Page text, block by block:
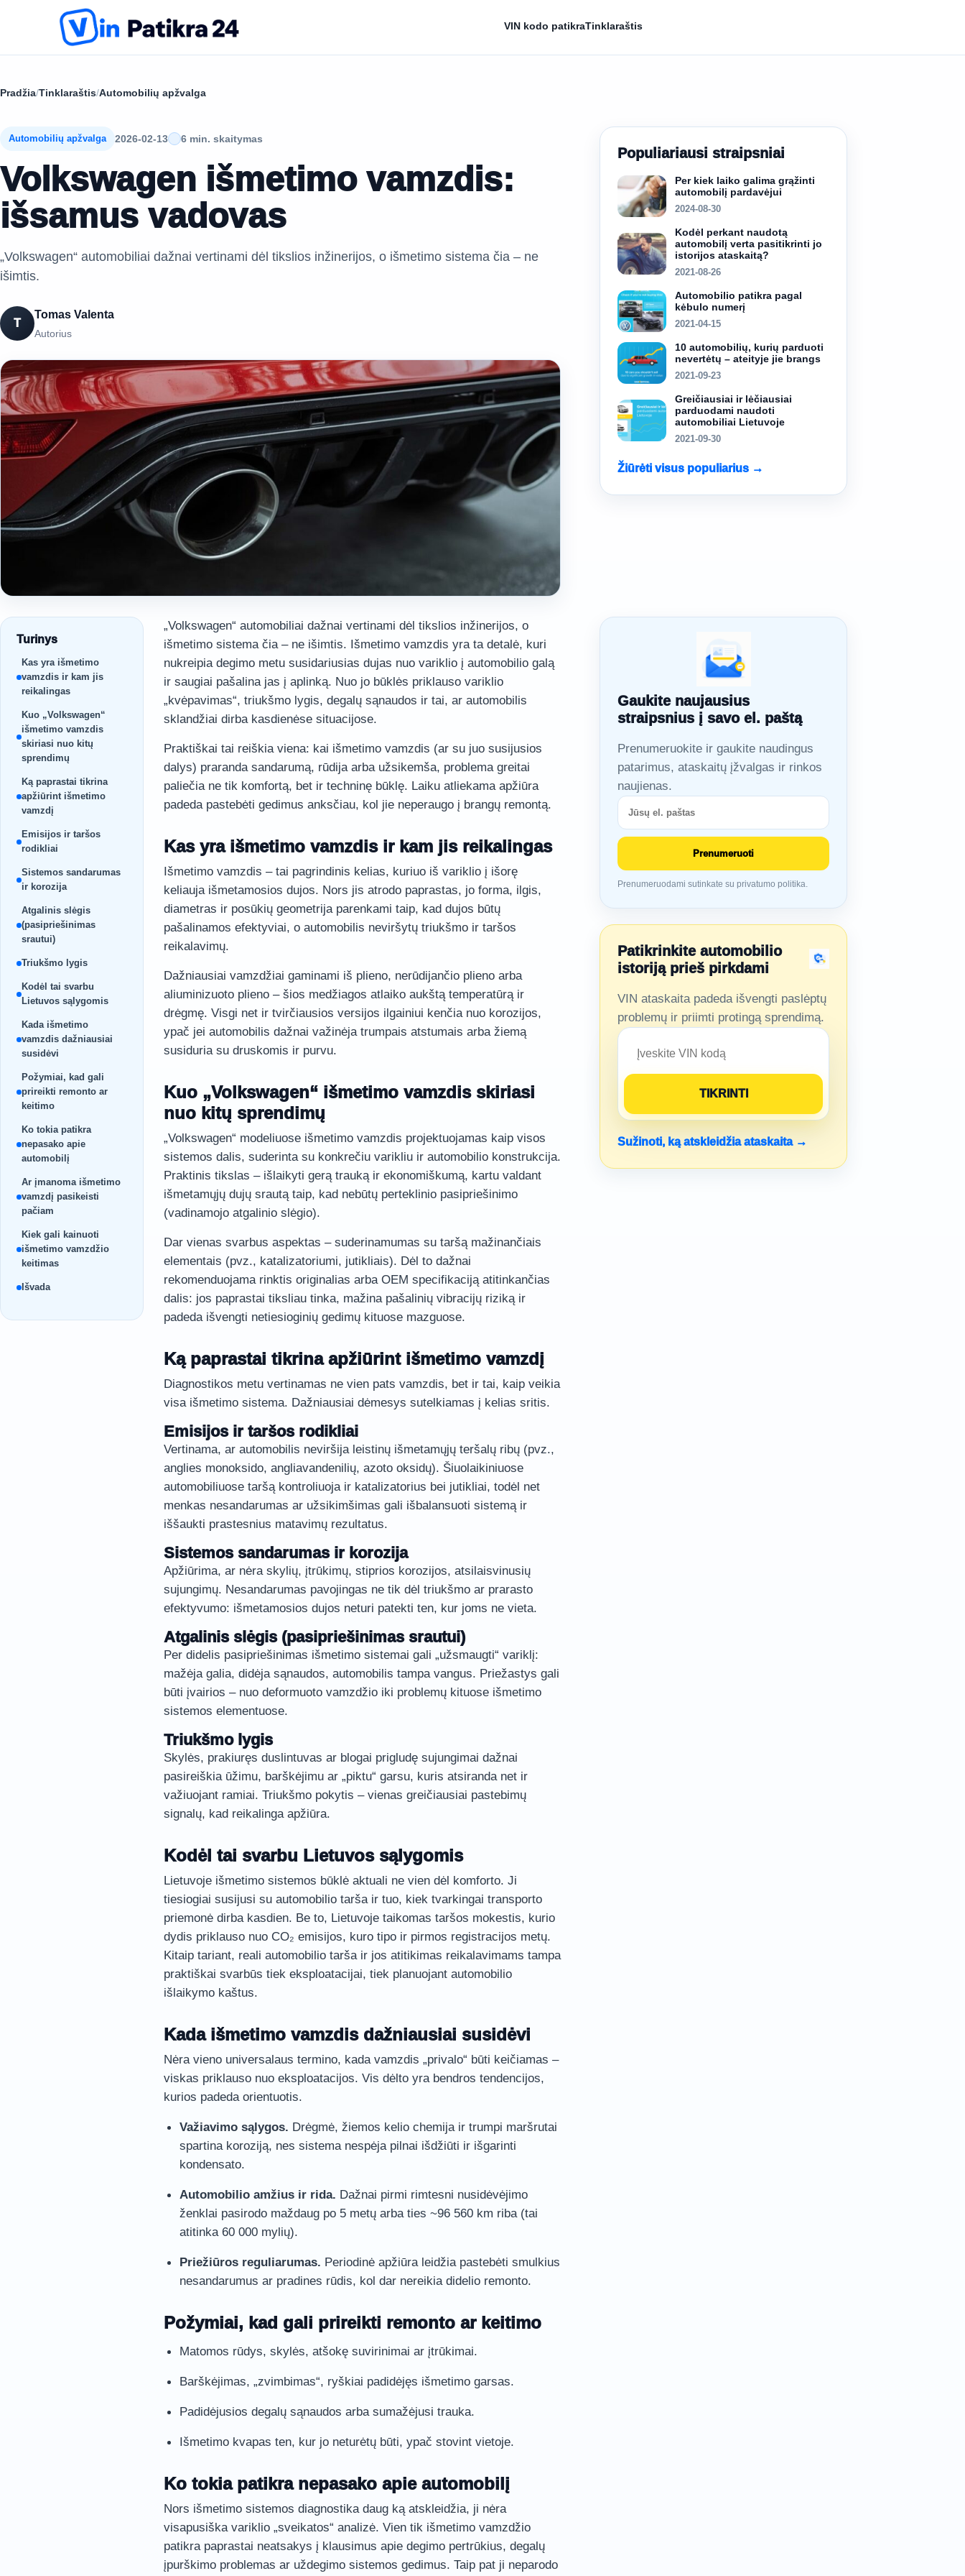
VIN kodo patikraTinklaraštis
Pradžia/Tinklaraštis/Automobilių apžvalga
Automobilių apžvalga 2026-02-13 6 min. skaitymas
Volkswagen išmetimo vamzdis:
išsamus vadovas
„Volkswagen“ automobiliai dažnai vertinami dėl tikslios inžinerijos, o išmetimo sistema čia – ne
išimtis.
T
Tomas Valenta
Autorius
Populiariausi straipsniai
Per kiek laiko galima grąžinti
automobilį pardavėjui
2024-08-30
Kodėl perkant naudotą
automobilį verta pasitikrinti jo
istorijos ataskaitą?
2021-08-26
Automobilio patikra pagal
kėbulo numerį
2021-04-15
10 automobilių, kurių parduoti
nevertėtų – ateityje jie brangs
2021-09-23
Greičiausiai ir lėčiausiai
parduodami naudoti
automobiliai Lietuvoje
2021-09-30
Žiūrėti visus populiarius →
Turinys
Kas yra išmetimo
vamzdis ir kam jis
reikalingas
Kuo „Volkswagen“
išmetimo vamzdis
skiriasi nuo kitų
sprendimų
Ką paprastai tikrina
apžiūrint išmetimo
vamzdį
Emisijos ir taršos
rodikliai
Sistemos sandarumas
ir korozija
Atgalinis slėgis
(pasipriešinimas
srautui)
Triukšmo lygis
Kodėl tai svarbu
Lietuvos sąlygomis
Kada išmetimo
vamzdis dažniausiai
susidėvi
Požymiai, kad gali
prireikti remonto ar
keitimo
Ko tokia patikra
nepasako apie
automobilį
Ar įmanoma išmetimo
vamzdį pasikeisti
pačiam
Kiek gali kainuoti
išmetimo vamzdžio
keitimas
Išvada
„Volkswagen“ automobiliai dažnai vertinami dėl tikslios inžinerijos, o
išmetimo sistema čia – ne išimtis. Išmetimo vamzdis yra ta detalė, kuri
nukreipia degimo metu susidariusias dujas nuo variklio į automobilio galą
ir saugiai pašalina jas į aplinką. Nuo jo būklės priklauso variklio
„kvėpavimas“, triukšmo lygis, degalų sąnaudos ir tai, ar automobilis
sklandžiai dirba kasdienėse situacijose.
Praktiškai tai reiškia viena: kai išmetimo vamzdis (ar su juo susijusios
dalys) praranda sandarumą, rūdija arba užsikemša, problema greitai
paliečia ne tik komfortą, bet ir techninę būklę. Laiku atliekama apžiūra
padeda pastebėti gedimus anksčiau, kol jie neperaugo į brangų remontą.
Kas yra išmetimo vamzdis ir kam jis reikalingas
Išmetimo vamzdis – tai pagrindinis kelias, kuriuo iš variklio į išorę
keliauja išmetamosios dujos. Nors jis atrodo paprastas, jo forma, ilgis,
diametras ir posūkių geometrija parenkami taip, kad dujos būtų
pašalinamos efektyviai, o automobilis neviršytų triukšmo ir taršos
reikalavimų.
Dažniausiai vamzdžiai gaminami iš plieno, nerūdijančio plieno arba
aliuminizuoto plieno – šios medžiagos atlaiko aukštą temperatūrą ir
drėgmę. Visgi net ir tvirčiausios versijos ilgainiui kenčia nuo korozijos,
ypač jei automobilis dažnai važinėja trumpais atstumais arba žiemą
susiduria su druskomis ir purvu.
Kuo „Volkswagen“ išmetimo vamzdis skiriasi
nuo kitų sprendimų
„Volkswagen“ modeliuose išmetimo vamzdis projektuojamas kaip visos
sistemos dalis, suderinta su konkrečiu varikliu ir automobilio konstrukcija.
Praktinis tikslas – išlaikyti gerą trauką ir ekonomiškumą, kartu valdant
išmetamųjų dujų srautą taip, kad nebūtų perteklinio pasipriešinimo
(vadinamojo atgalinio slėgio).
Dar vienas svarbus aspektas – suderinamumas su taršą mažinančiais
elementais (pvz., katalizatoriumi, jutikliais). Dėl to dažnai
rekomenduojama rinktis originalias arba OEM specifikaciją atitinkančias
dalis: jos paprastai tiksliau tinka, mažina pašalinių vibracijų riziką ir
padeda išvengti netiesioginių gedimų kituose mazguose.
Ką paprastai tikrina apžiūrint išmetimo vamzdį
Diagnostikos metu vertinamas ne vien pats vamzdis, bet ir tai, kaip veikia
visa išmetimo sistema. Dažniausiai dėmesys sutelkiamas į kelias sritis.
Emisijos ir taršos rodikliai
Vertinama, ar automobilis neviršija leistinų išmetamųjų teršalų ribų (pvz.,
anglies monoksido, angliavandenilių, azoto oksidų). Šiuolaikiniuose
automobiliuose taršą kontroliuoja ir katalizatorius bei jutikliai, todėl net
menkas nesandarumas ar užsikimšimas gali išbalansuoti sistemą ir
iššaukti prastesnius matavimų rezultatus.
Sistemos sandarumas ir korozija
Apžiūrima, ar nėra skylių, įtrūkimų, stiprios korozijos, atsilaisvinusių
sujungimų. Nesandarumas pavojingas ne tik dėl triukšmo ar prarasto
efektyvumo: išmetamosios dujos neturi patekti ten, kur joms ne vieta.
Atgalinis slėgis (pasipriešinimas srautui)
Per didelis pasipriešinimas išmetimo sistemai gali „užsmaugti“ variklį:
mažėja galia, didėja sąnaudos, automobilis tampa vangus. Priežastys gali
būti įvairios – nuo deformuoto vamzdžio iki problemų kituose išmetimo
sistemos elementuose.
Triukšmo lygis
Skylės, prakiuręs duslintuvas ar blogai prigludę sujungimai dažnai
pasireiškia ūžimu, barškėjimu ar „piktu“ garsu, kuris atsiranda net ir
važiuojant ramiai. Triukšmo pokytis – vienas greičiausiai pastebimų
signalų, kad reikalinga apžiūra.
Kodėl tai svarbu Lietuvos sąlygomis
Lietuvoje išmetimo sistemos būklė aktuali ne vien dėl komforto. Ji
tiesiogiai susijusi su automobilio tarša ir tuo, kiek tvarkingai transporto
priemonė dirba kasdien. Be to, Lietuvoje taikomas taršos mokestis, kurio
dydis priklauso nuo CO₂ emisijos, kuro tipo ir pirmos registracijos metų.
Kitaip tariant, reali automobilio tarša ir jos atitikimas reikalavimams tampa
praktiškai svarbūs tiek eksploatacijai, tiek planuojant automobilio
išlaikymo kaštus.
Kada išmetimo vamzdis dažniausiai susidėvi
Nėra vieno universalaus termino, kada vamzdis „privalo“ būti keičiamas –
viskas priklauso nuo eksploatacijos. Vis dėlto yra bendros tendencijos,
kurios padeda orientuotis.
Važiavimo sąlygos. Drėgmė, žiemos kelio chemija ir trumpi maršrutai
spartina koroziją, nes sistema nespėja pilnai išdžiūti ir išgarinti
kondensato.
Automobilio amžius ir rida. Dažnai pirmi rimtesni nusidėvėjimo
ženklai pasirodo maždaug po 5 metų arba ties ~96 560 km riba (tai
atitinka 60 000 mylių).
Priežiūros reguliarumas. Periodinė apžiūra leidžia pastebėti smulkius
nesandarumus ar pradines rūdis, kol dar nereikia didelio remonto.
Požymiai, kad gali prireikti remonto ar keitimo
Matomos rūdys, skylės, atšokę suvirinimai ar įtrūkimai.
Barškėjimas, „zvimbimas“, ryškiai padidėjęs išmetimo garsas.
Padidėjusios degalų sąnaudos arba sumažėjusi trauka.
Išmetimo kvapas ten, kur jo neturėtų būti, ypač stovint vietoje.
Ko tokia patikra nepasako apie automobilį
Nors išmetimo sistemos diagnostika daug ką atskleidžia, ji nėra
visapusiška variklio „sveikatos“ analizė. Vien tik išmetimo vamzdžio
patikra paprastai neatsakys į klausimus apie degimo pertrūkius, degalų
įpurškimo problemas ar uždegimo sistemos gedimus. Taip pat ji neparodo
Gaukite naujausius
straipsnius į savo el. paštą
Prenumeruokite ir gaukite naudingus
patarimus, ataskaitų įžvalgas ir rinkos
naujienas.
Prenumeruoti
Prenumeruodami sutinkate su privatumo politika.
Patikrinkite automobilio
istoriją prieš pirkdami
VIN ataskaita padeda išvengti paslėptų
problemų ir priimti protingą sprendimą.
Sužinoti, ką atskleidžia ataskaita →